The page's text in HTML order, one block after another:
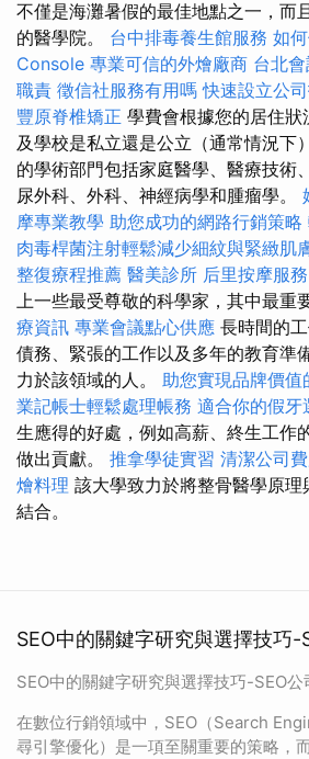
不僅是海灘暑假的最佳地點之一，而
的醫學院。 台中排毒養生館服務 如
Console 專業可信的外燴廠商 台北
職責 徵信社服務有用嗎 快速設立公
豐原脊椎矯正 學費會根據您的居住
及學校是私立還是公立（通常情況下
的學術部門包括家庭醫學、醫療技術
尿外科、外科、神經病學和腫瘤學。
摩專業教學 助您成功的網路行銷策略
肉毒桿菌注射輕鬆減少細紋與緊緻肌
整復療程推薦 醫美診所 后里按摩服務
上一些最受尊敬的科學家，其中最重
療資訊 專業會議點心供應 長時間的
債務、緊張的工作以及多年的教育準
力於該領域的人。 助您實現品牌價值
業記帳士輕鬆處理帳務 適合你的假牙
生應得的好處，例如高薪、終生工作
做出貢獻。 推拿學徒實習 清潔公司
燴料理 該大學致力於將整骨醫學原理
結合。
SEO中的關鍵字研究與選擇技巧-
SEO中的關鍵字研究與選擇技巧-SEO公
在數位行銷領域中，SEO（Search
尋引擎優化）是一項至關重要的策略，